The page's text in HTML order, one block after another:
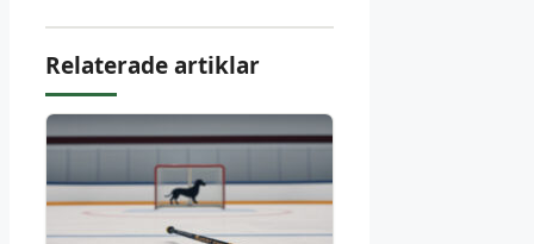
Relaterade artiklar